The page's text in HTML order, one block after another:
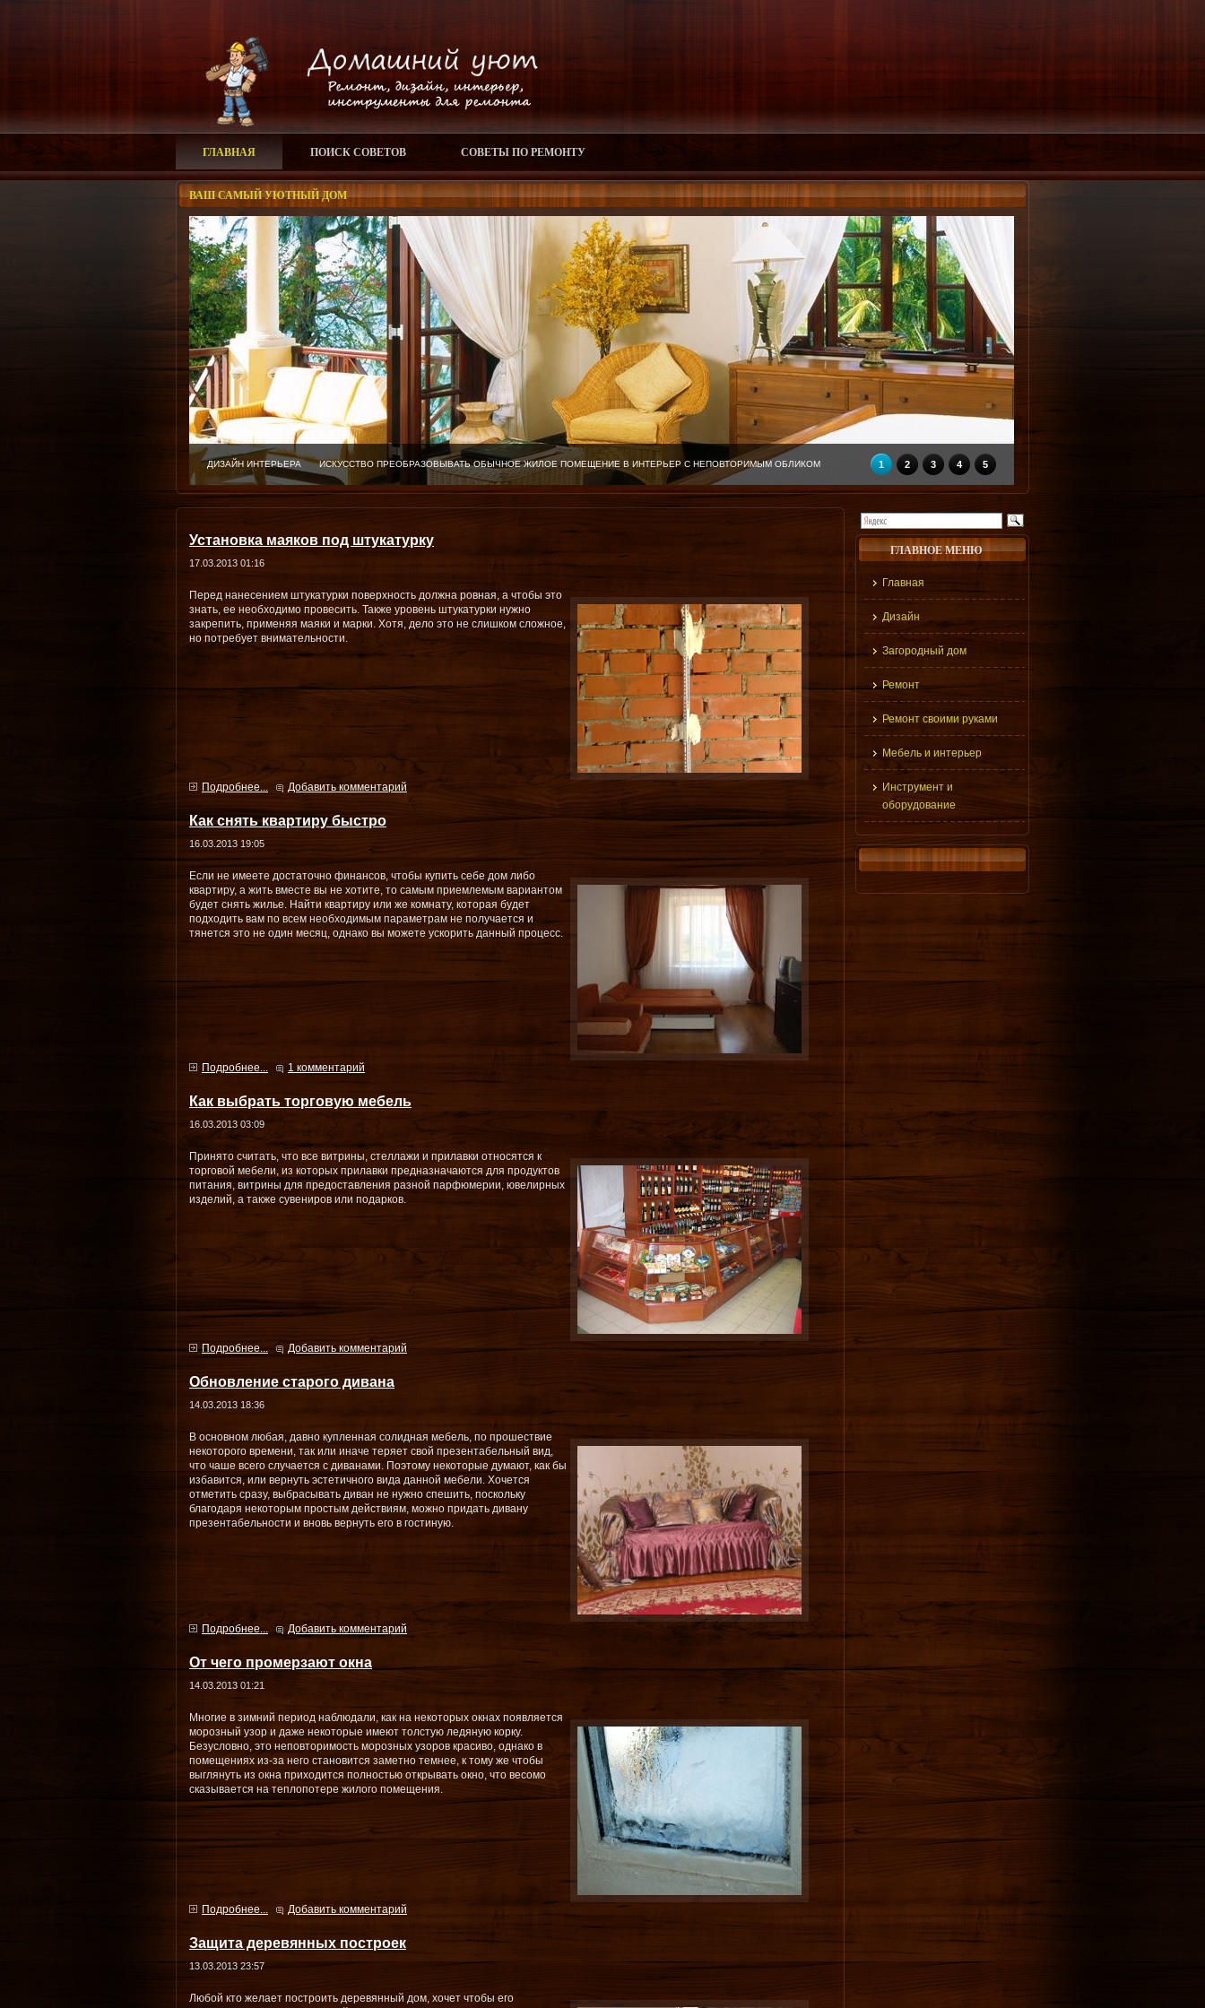
ГЛАВНАЯ ПОИСК СОВЕТОВ СОВЕТЫ ПО РЕМОНТУ
ВАШ САМЫЙ УЮТНЫЙ ДОМ
ДИЗАЙН ИНТЕРЬЕРА ИСКУССТВО ПРЕОБРАЗОВЫВАТЬ ОБЫЧНОЕ ЖИЛОЕ ПОМЕЩЕНИЕ В ИНТЕРЬЕР С НЕПОВТОРИМЫМ ОБЛИКОМ 1 2 3 4 5
Установка маяков под штукатурку
17.03.2013 01:16
Перед нанесением штукатурки поверхность должна ровная, а чтобы это
знать, ее необходимо провесить. Также уровень штукатурки нужно
закрепить, применяя маяки и марки. Хотя, дело это не слишком сложное,
но потребует внимательности.
Подробнее... Добавить комментарий
Как снять квартиру быстро
16.03.2013 19:05
Если не имеете достаточно финансов, чтобы купить себе дом либо
квартиру, а жить вместе вы не хотите, то самым приемлемым вариантом
будет снять жилье. Найти квартиру или же комнату, которая будет
подходить вам по всем необходимым параметрам не получается и
тянется это не один месяц, однако вы можете ускорить данный процесс.
Подробнее... 1 комментарий
Как выбрать торговую мебель
16.03.2013 03:09
Принято считать, что все витрины, стеллажи и прилавки относятся к
торговой мебели, из которых прилавки предназначаются для продуктов
питания, витрины для предоставления разной парфюмерии, ювелирных
изделий, а также сувениров или подарков.
Подробнее... Добавить комментарий
Обновление старого дивана
14.03.2013 18:36
В основном любая, давно купленная солидная мебель, по прошествие
некоторого времени, так или иначе теряет свой презентабельный вид,
что чаше всего случается с диванами. Поэтому некоторые думают, как бы
избавится, или вернуть эстетичного вида данной мебели. Хочется
отметить сразу, выбрасывать диван не нужно спешить, поскольку
благодаря некоторым простым действиям, можно придать дивану
презентабельности и вновь вернуть его в гостиную.
Подробнее... Добавить комментарий
От чего промерзают окна
14.03.2013 01:21
Многие в зимний период наблюдали, как на некоторых окнах появляется
морозный узор и даже некоторые имеют толстую ледяную корку.
Безусловно, это неповторимость морозных узоров красиво, однако в
помещениях из-за него становится заметно темнее, к тому же чтобы
выглянуть из окна приходится полностью открывать окно, что весомо
сказывается на теплопотере жилого помещения.
Подробнее... Добавить комментарий
Защита деревянных построек
13.03.2013 23:57
Любой кто желает построить деревянный дом, хочет чтобы его
ГЛАВНОЕ МЕНЮ
Главная
Дизайн
Загородный дом
Ремонт
Ремонт своими руками
Мебель и интерьер
Инструмент и
оборудование